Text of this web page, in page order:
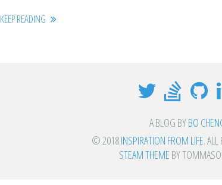
KEEP READING
A BLOG BYBO
© 2018INSPIRATION FROM LIFE. ALL
STEAM THEME BY